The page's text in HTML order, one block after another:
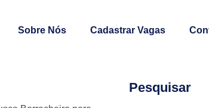
Sobre Nós Cadastrar Vagas
Pesquisar